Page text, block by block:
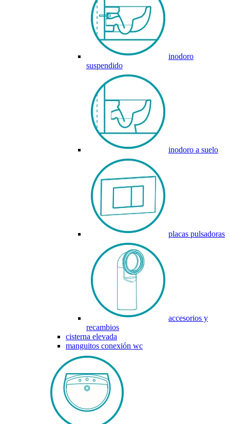
inodoro
suspendido
inodoro a suelo
placas pulsadoras
accesorios y
recambios
cisterna elevada
manguitos conexión wc